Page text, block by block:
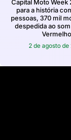
Capital Moto Week
para a história
pessoas, 370 mil
despedida ao
Vermelho
2 de agosto de